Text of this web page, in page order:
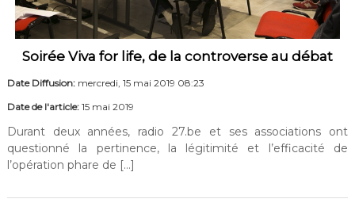
Soirée Viva for life, de la controverse au débat
Date Diffusion:mercredi, 15 mai 2019 08:23
Date de l'article:15 mai 2019
Durant deux années, radio 27.be et ses associations ont
questionné la pertinence, la légitimité et l’efficacité de
l’opération phare de […]